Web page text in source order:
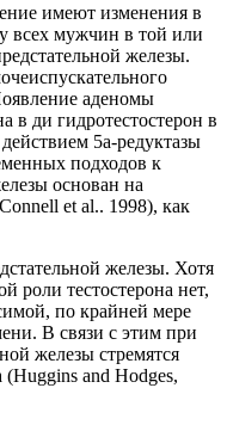
имеют изменения в
всех мужчин в той или
железы.
аденомы
в ди гидротестостерон в
5а-редуктазы
подходов к
основан на
et al.. 1998), как
железы. Хотя
роли тестостерона нет,
по крайней мере
В связи с этим при
железы стремятся
(Huggins and Hodges,